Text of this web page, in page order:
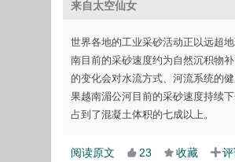
来自太空仙女
世界各地的工业采砂活动正以远超
南目前的采砂速度约为自然沉积物
的变化会对水流方式、河流系统的
果越南湄公河目前的采砂速度持续
占到了混凝土体积的七成以上。
阅读原文 23 收藏